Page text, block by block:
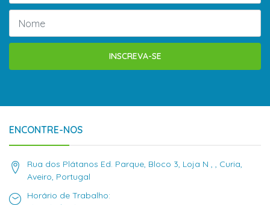
INSCREVA-SE
ENCONTRE-NOS
Rua dos Plátanos Ed. Parque, Bloco 3, Loja N , , Curia,
Aveiro, Portugal
Horário de Trabalho: